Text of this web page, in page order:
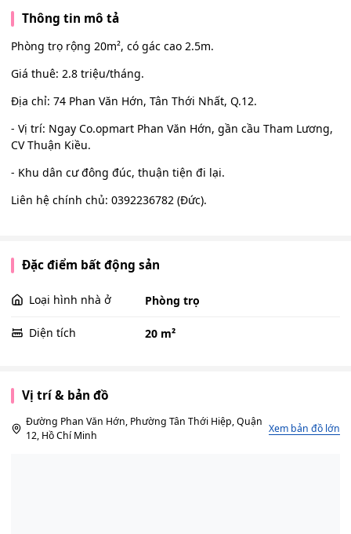
Thông tin mô tả
Phòng trọ rộng 20m², có gác cao 2.5m.
Giá thuê: 2.8 triệu/tháng.
Địa chỉ: 74 Phan Văn Hớn, Tân Thới Nhất, Q.12.
- Vị trí: Ngay Co.opmart Phan Văn Hớn, gần cầu Tham Lương,
CV Thuận Kiều.
- Khu dân cư đông đúc, thuận tiện đi lại.
Liên hệ chính chủ: 0392236782 (Đức).
Đặc điểm bất động sản
Loại hình nhà ở Phòng trọ
Diện tích 20 m²
Vị trí & bản đồ
Đường Phan Văn Hớn, Phường Tân Thới Hiệp, Quận
12, Hồ Chí Minh
Xem bản đồ lớn